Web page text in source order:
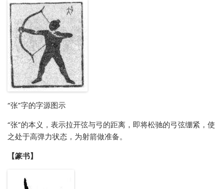
“张”字的字源图示
“张”的本义，表示拉开弦与弓的距离，即将松驰的弓弦绷紧，使
之处于高弹力状态，为射箭做准备。
【篆书】